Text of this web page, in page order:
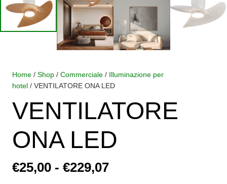
Home / Shop / Commerciale / Illuminazione per
hotel / VENTILATORE ONA LED
VENTILATORE
ONA LED
€25,00 - €229,07Fascia